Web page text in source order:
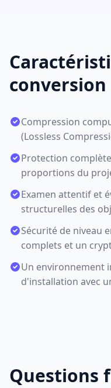
conversion
Compression
(Lossless
Protection
proportions du
Examen attentif et
structurelles des
Sécurité de niveau
complets et un
Un environnement
d'installation avec
Questions